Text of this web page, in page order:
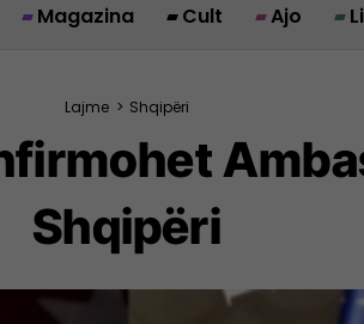
Magazina Cult Ajo
Lajme > Shqipëri
Shqipëri